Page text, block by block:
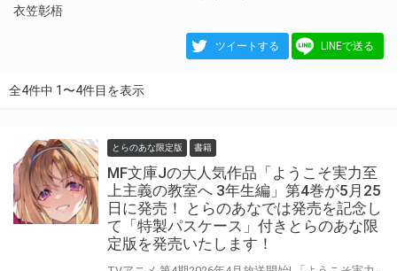
衣笠彰梧
ツイートする LINEで送る
全4件中 1〜4件目を表示
とらのあな限定版 書籍
MF文庫Jの大人気作品「ようこそ実力至
上主義の教室へ 3年生編」第4巻が5月25
日に発売！ とらのあなでは発売を記念し
て「特製パスケース」付きとらのあな限
定版を発売いたします！